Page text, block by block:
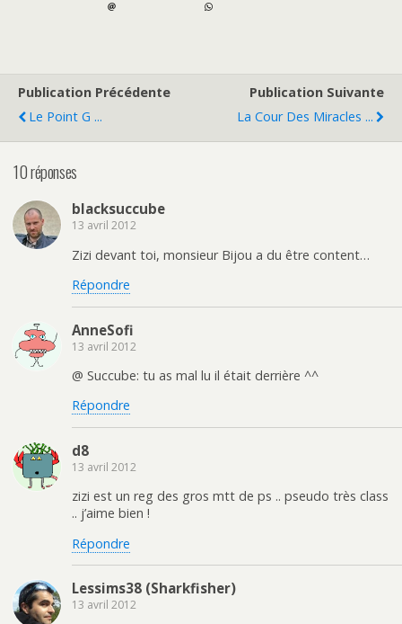
Publication Précédente
Le Point G ...
Publication Suivante
La Cour Des Miracles ...
10 réponses
blacksuccube
13 avril 2012
Zizi devant toi, monsieur Bijou a du être content…
Répondre
AnneSofi
13 avril 2012
@ Succube: tu as mal lu il était derrière ^^
Répondre
d8
13 avril 2012
zizi est un reg des gros mtt de ps .. pseudo très class
.. j’aime bien !
Répondre
Lessims38 (Sharkfisher)
13 avril 2012